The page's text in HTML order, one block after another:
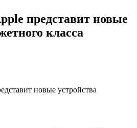
представит новые
класса